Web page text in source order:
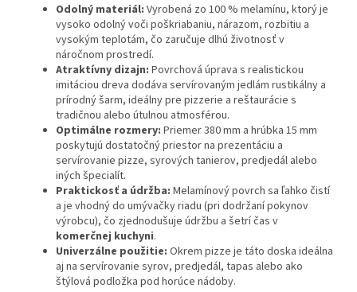
Odolný materiál: Vyrobená zo 100 % melamínu, ktorý je
vysoko odolný voči poškriabaniu, nárazom, rozbitiu a
vysokým teplotám, čo zaručuje dlhú životnosť v
náročnom prostredí.
Atraktívny dizajn: Povrchová úprava s realistickou
imitáciou dreva dodáva servírovaným jedlám rustikálny a
prírodný šarm, ideálny pre pizzerie a reštaurácie s
tradičnou alebo útulnou atmosférou.
Optimálne rozmery: Priemer 380 mm a hrúbka 15 mm
poskytujú dostatočný priestor na prezentáciu a
servírovanie pizze, syrových tanierov, predjedál alebo
iných špecialít.
Praktickosť a údržba: Melamínový povrch sa ľahko čistí
a je vhodný do umývačky riadu (pri dodržaní pokynov
výrobcu), čo zjednodušuje údržbu a šetrí čas v
komerčnej kuchyni.
Univerzálne použitie: Okrem pizze je táto doska ideálna
aj na servírovanie syrov, predjedál, tapas alebo ako
štýlová podložka pod horúce nádoby.